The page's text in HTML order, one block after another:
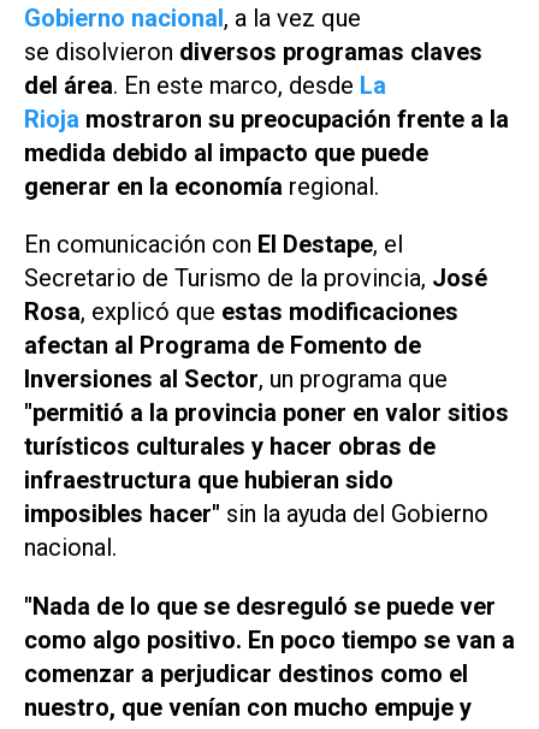
Gobierno nacional, a la vez que
se disolvieron diversos programas claves
del área. En este marco, desde La
Rioja mostraron su preocupación frente a la
medida debido al impacto que puede
generar en la economía regional.
En comunicación con El Destape, el
Secretario de Turismo de la provincia, José
Rosa, explicó que estas modificaciones
afectan al Programa de Fomento de
Inversiones al Sector, un programa que
"permitió a la provincia poner en valor sitios
turísticos culturales y hacer obras de
infraestructura que hubieran sido
imposibles hacer" sin la ayuda del Gobierno
nacional.
"Nada de lo que se desreguló se puede ver
como algo positivo. En poco tiempo se van a
comenzar a perjudicar destinos como el
nuestro, que venían con mucho empuje y